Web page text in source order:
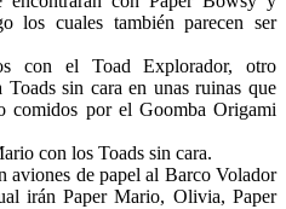
los cuales también parecen ser
con el Toad Explorador, otro
Toads sin cara en unas ruinas que
comidos por el Goomba Origami
con los Toads sin cara.
aviones de papel al Barco Volador
irán Paper Mario, Olivia, Paper